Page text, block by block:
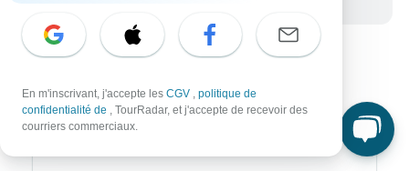
En m'inscrivant, j'accepte les CGV , politique de
confidentialité de , TourRadar, et j'accepte de recevoir des
courriers commerciaux.